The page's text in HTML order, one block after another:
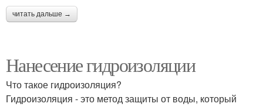
читать дальше →
Нанесение гидроизоляции
Что такое гидроизоляция?
Гидроизоляция - это метод защиты от воды, который